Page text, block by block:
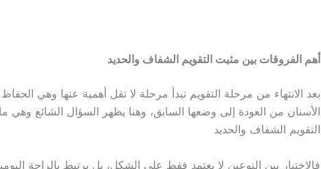
أهم الفروقات بين مثبت التقويم الشفاف والحديد
بعد الانتهاء من مرحلة التقويم تبدأ مرحلة لا تقل أهمية عنها وهي
الأسنان من العودة إلى وضعها السابق، وهنا يظهر السؤال الشائع وهي
التقويم الشفاف والحديد
فالاختيار بين النوعين لا يعتمد فقط على الشكل، بل يرتبط بالراحة